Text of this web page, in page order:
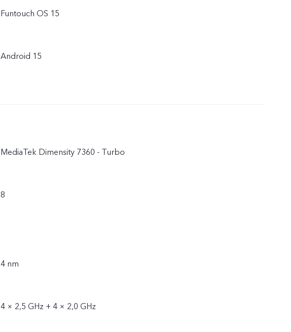
Funtouch OS 15
Android 15
MediaTek Dimensity 7360 - Turbo
8
4 nm
4 × 2,5 GHz + 4 × 2,0 GHz